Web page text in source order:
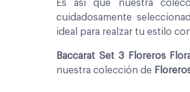
Es asi que nuestra
cuidadosamente
ideal para realzar tu estilo
Baccarat Set 3 Floreros
nuestra colección de